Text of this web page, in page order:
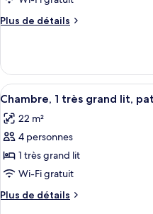
type
de
Chambre,
2
grands
lits,
patio
(Preferred)
Plus de détails
Plus
Chambre,
grands
patio
(Preferred)
Afficher
toutes
les
photos
pour
ce
type
de
7
Chambre, 1 très grand lit,
22 m²
4 personnes
1 très grand lit
Wi-Fi gratuit
Plus de détails
Plus